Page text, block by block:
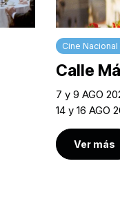
Cine
Calle
7 y 9 AGO
14 y 16 AGO
Ver más